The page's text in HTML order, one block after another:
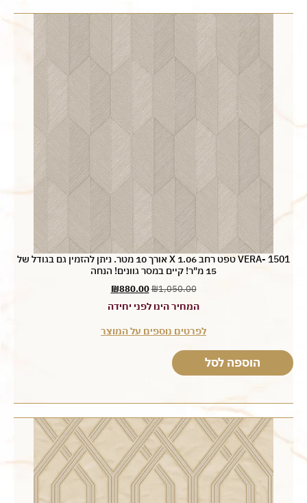
VERA- 1501 טפט רחב 1.06 X אורך 10 מטר. ניתן להזמין גם בגודל של
15 מ"ר! קיים במסר גוונים! הנחה
₪1,050.00
₪880.00
המחיר הינו לפני יחידה
לפרטים נוספים על המוצר
הוספה לסל